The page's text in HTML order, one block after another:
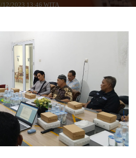
12/2023 13:46 WITA